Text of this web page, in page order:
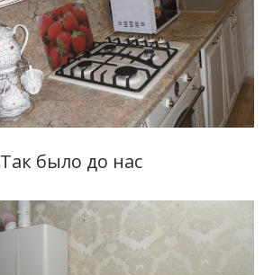
Так было до нас